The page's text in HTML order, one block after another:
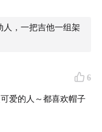
，一把吉他一组架
6
爱的人～都喜欢帽子